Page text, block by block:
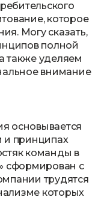
которое
Могу сказать,
полной
также уделяем
внимание
основывается
и принципах
команды в
сформирован с
трудятся
которых